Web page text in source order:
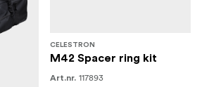
CELESTRON
M42 Spacer ring kit
Art.nr. 117893